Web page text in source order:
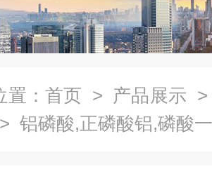
： 首页 > 产品展示
> 铝磷酸,正磷酸铝,磷酸